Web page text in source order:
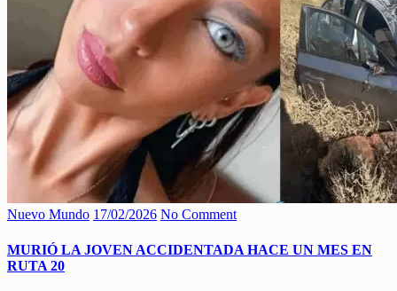
Nuevo Mundo 17/02/2026 No Comment
MURIÓ LA JOVEN ACCIDENTADA HACE UN MES EN
RUTA 20